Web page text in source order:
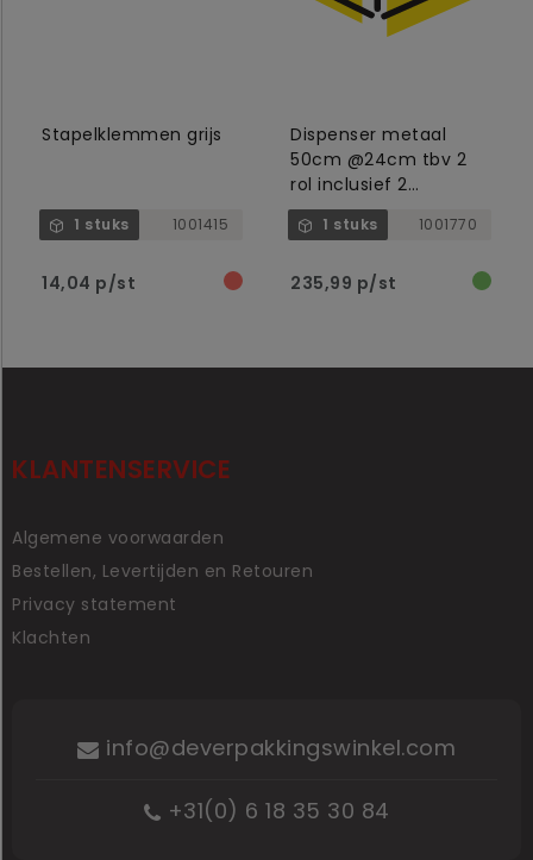
Stapelklemmen grijs
1 stuks 1001415
14,04 p/st
Dispenser metaal
50cm @24cm tbv 2
rol inclusief 2
scheurmessen +
voetsteunen
1 stuks 1001770
235,99 p/st
KLANTENSERVICE
Algemene voorwaarden
Bestellen, Levertijden en Retouren
Privacy statement
Klachten
info@deverpakkingswinkel.com
+31(0) 6 18 35 30 84